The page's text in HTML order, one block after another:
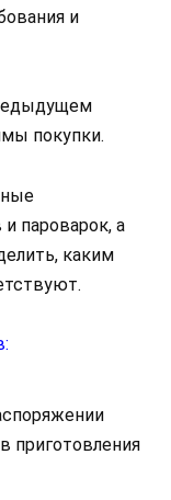
и
покупки.
пароварок, а
каким
приготовления